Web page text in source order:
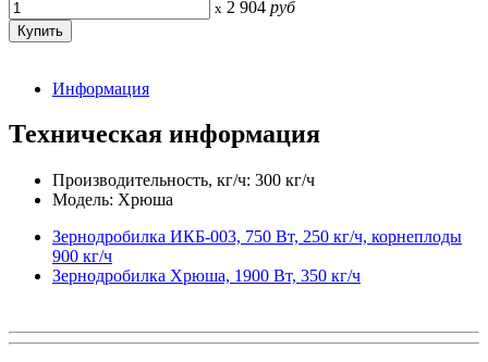
x 2 904 руб
Информация
Техническая информация
Производительность, кг/ч: 300 кг/ч
Модель: Хрюша
Зернодробилка ИКБ-003, 750 Вт, 250 кг/ч, корнеплоды
900 кг/ч
Зернодробилка Хрюша, 1900 Вт, 350 кг/ч